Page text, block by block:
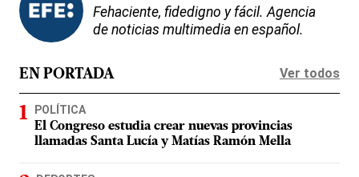
Fehaciente, fidedigno y fácil. Agencia
de noticias multimedia en español.
EN PORTADA Ver todos
POLÍTICA
El Congreso estudia crear nuevas provincias
llamadas Santa Lucía y Matías Ramón Mella